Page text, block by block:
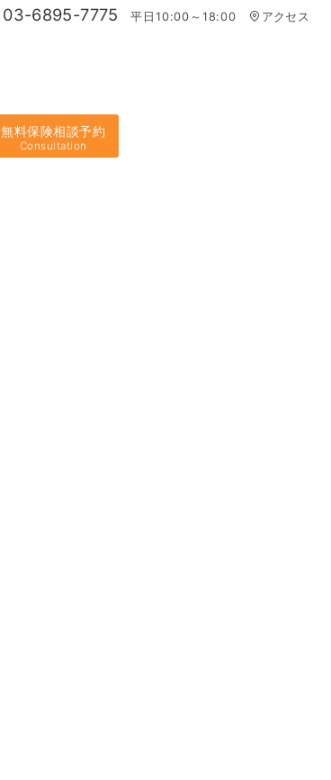
03-6895-7775 平日10:00～18:00 アクセス
無料保険相談予約
Consultation